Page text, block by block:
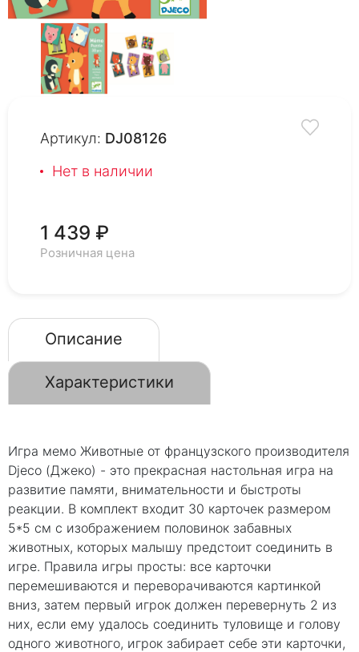
Артикул: DJ08126
Нет в наличии
1 439 ₽
Розничная цена
Описание
Характеристики
Игра мемо Животные от французского производителя
Djeco (Джеко) - это прекрасная настольная игра на
развитие памяти, внимательности и быстроты
реакции. В комплект входит 30 карточек размером
5*5 см с изображением половинок забавных
животных, которых малышу предстоит соединить в
игре. Правила игры просты: все карточки
перемешиваются и переворачиваются картинкой
вниз, затем первый игрок должен перевернуть 2 из
них, если ему удалось соединить туловище и голову
одного животного, игрок забирает себе эти карточки,